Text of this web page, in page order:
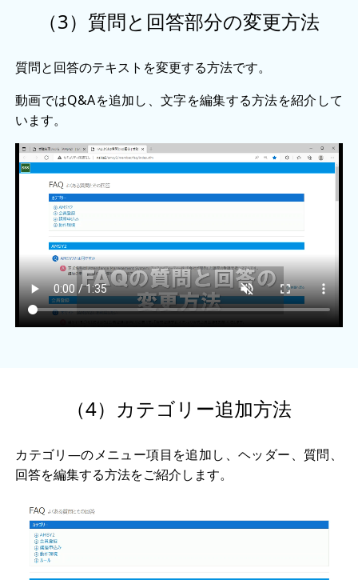
（3）質問と回答部分の変更方法
質問と回答のテキストを変更する方法です。
動画ではQ&Aを追加し、文字を編集する方法を紹介して
います。
（4）カテゴリー追加方法
カテゴリ―のメニュー項目を追加し、ヘッダー、質問、
回答を編集する方法をご紹介します。